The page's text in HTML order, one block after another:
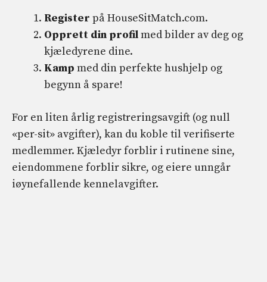
Register på HouseSitMatch.com.
Opprett din profilmed bilder av deg og
kjæledyrene dine.
Kamp med din perfekte hushjelp og
begynn å spare!
For en liten årlig registreringsavgift (og null
«per-sit» avgifter), kan du koble til verifiserte
medlemmer. Kjæledyr forblir i rutinene sine,
eiendommene forblir sikre, og eiere unngår
iøynefallende kennelavgifter.